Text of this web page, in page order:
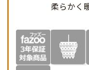
柔らかく